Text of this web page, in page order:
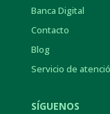
Banca Digital
Contacto
Blog
Servicio de
SÍGUENOS